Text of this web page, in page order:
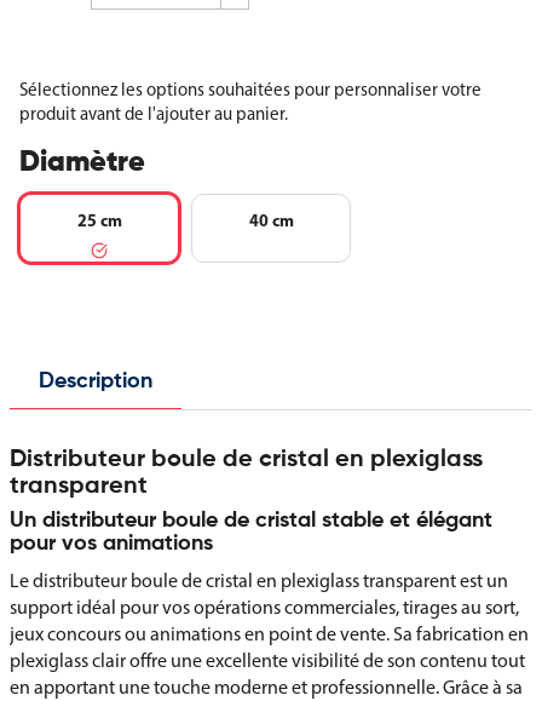
Sélectionnez les options souhaitées pour personnaliser votre
produit avant de l'ajouter au panier.
Diamètre
25 cm 40 cm
Description
Distributeur boule de cristal en plexiglass
transparent
Un distributeur boule de cristal stable et élégant
pour vos animations
Le distributeur boule de cristal en plexiglass transparent est un
support idéal pour vos opérations commerciales, tirages au sort,
jeux concours ou animations en point de vente. Sa fabrication en
plexiglass clair offre une excellente visibilité de son contenu tout
en apportant une touche moderne et professionnelle. Grâce à sa